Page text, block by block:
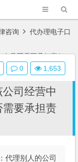
咨询 代办理电子口
人是否需要承担责任？
司经营中
要承担责
代理别人的公司
0 1,653